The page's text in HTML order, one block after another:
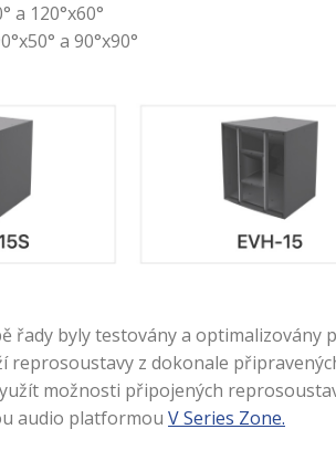
a 120°x60°
a 90°x90°
řady byly testovány a optimalizovány
reprosoustavy z dokonale
možnosti připojených
audio platformou V Series Zone.